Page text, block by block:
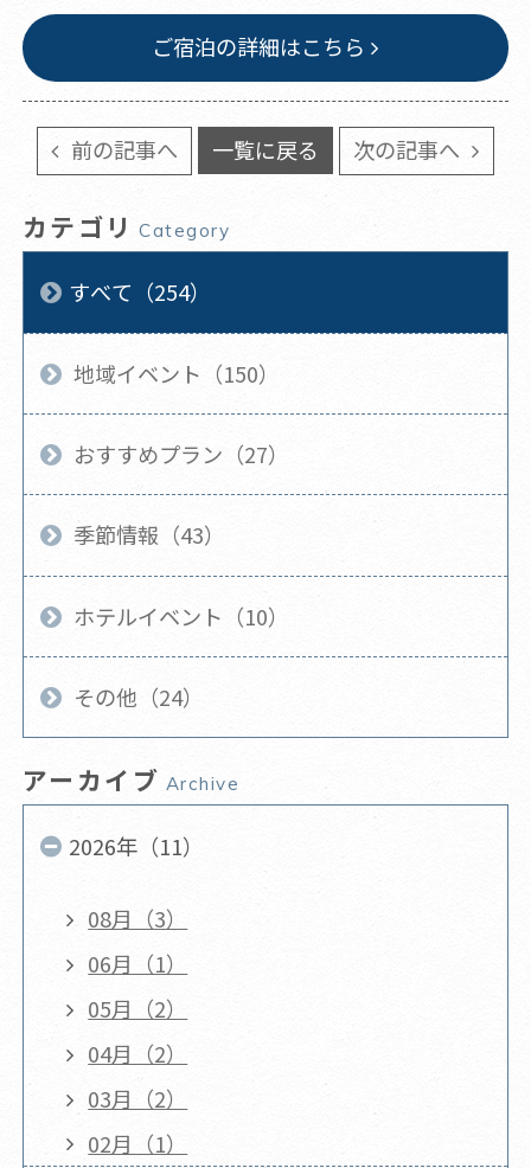
ご宿泊の詳細はこちら
前の記事へ 一覧に戻る 次の記事へ
カテゴリ Category
すべて（254）
地域イベント（150）
おすすめプラン（27）
季節情報（43）
ホテルイベント（10）
その他（24）
アーカイブ Archive
2026年（11）
08月（3）
06月（1）
05月（2）
04月（2）
03月（2）
02月（1）